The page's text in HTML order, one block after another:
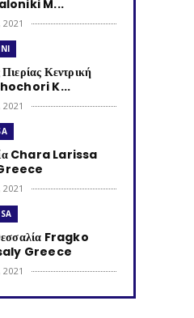
M...
Κεντρική
K...
Chara Larissa
Fragko
Greece